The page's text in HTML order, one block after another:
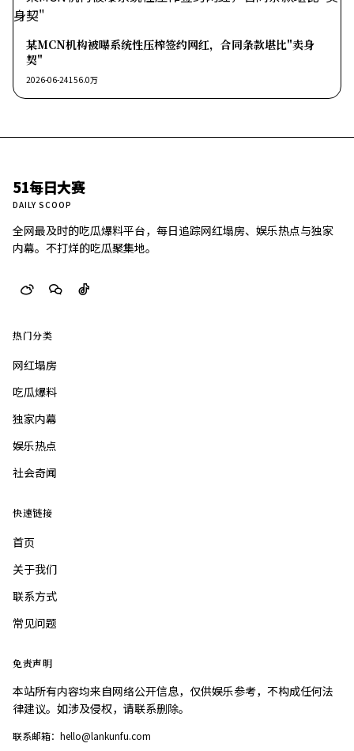
某MCN机构被曝系统性压榨签约网红，合同条款堪比"卖身
契"
2026-06-24156.0万
51每日大赛
DAILY SCOOP
全网最及时的吃瓜爆料平台，每日追踪网红塌房、娱乐热点与独家
内幕。不打烊的吃瓜聚集地。
热门分类
网红塌房
吃瓜爆料
独家内幕
娱乐热点
社会奇闻
快速链接
首页
关于我们
联系方式
常见问题
免责声明
本站所有内容均来自网络公开信息，仅供娱乐参考，不构成任何法
律建议。如涉及侵权，请联系删除。
联系邮箱：hello@lankunfu.com